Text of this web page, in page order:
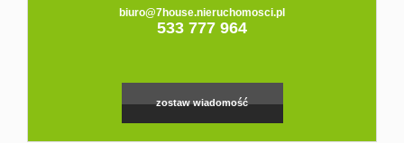
biuro@7house.nieruchomosci.pl
533 777 964
zostaw wiadomość